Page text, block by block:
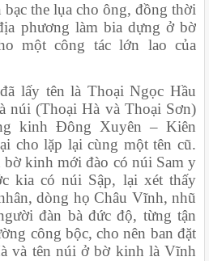
the lụa cho ông, đồng thời
phương làm bia dựng ở bờ
một công tác lớn lao của
lấy tên là Thoại Ngọc Hầu
núi (Thoại Hà và Thoại Sơn)
kinh Đông Xuyên – Kiên
cho lặp lại cùng một tên cũ.
bờ kinh mới đào có núi Sam y
kia có núi Sập, lại xét thấy
dòng họ Châu Vĩnh, nhũ
đàn bà đức độ, từng tận
công bộc, cho nên ban đặt
và tên núi ở bờ kinh là Vĩnh